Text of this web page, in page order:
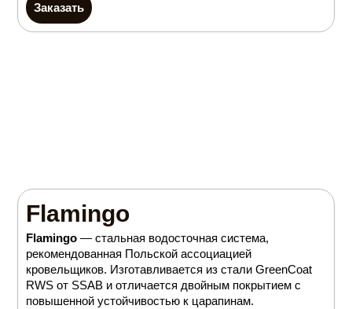
Заказать
Flamingo
Flamingo — стальная водосточная система,
рекомендованная Польской ассоциацией
кровельщиков. Изготавливается из стали GreenCoat
RWS от SSAB и отличается двойным покрытием с
повышенной устойчивостью к царапинам.